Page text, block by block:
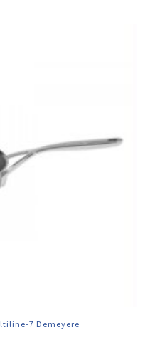
7 Demeyere